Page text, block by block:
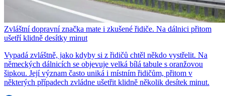
Zvláštní dopravní značka mate i zkušené řidiče. Na dálnici přitom
ušetří klidně desítky minut
Vypadá zvláštně, jako kdyby si z řidičů chtěl někdo vystřelit. Na
německých dálnicích se objevuje velká bílá tabule s oranžovou
šipkou. Její význam často uniká i místním řidičům, přitom v
některých případech zvládne ušetřit klidně několik desítek minut.